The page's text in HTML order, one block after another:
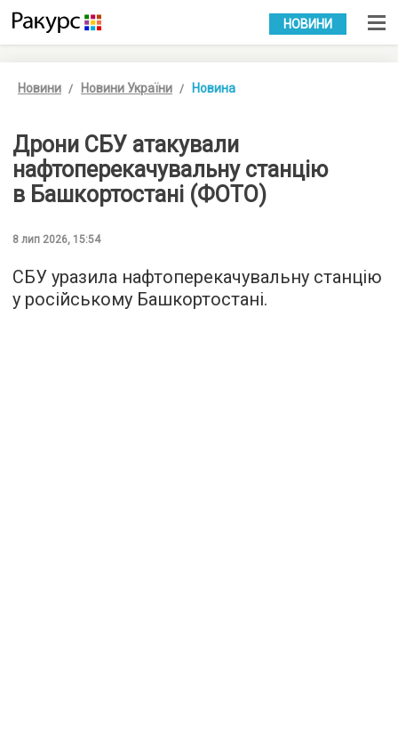
УКР РУС
НОВИНИ
Новини Новини України Новина
Дрони СБУ атакували
нафтоперекачувальну станцію
в Башкортостані (ФОТО)
8 лип 2026, 15:54
СБУ уразила нафтоперекачувальну станцію
у російському Башкортостані.